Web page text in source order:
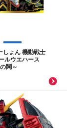
しょん 機動戦士
ルウエハース
鬨～